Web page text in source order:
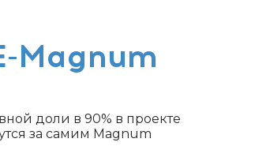
Magnum
доли в 90% в проекте
за самим Magnum